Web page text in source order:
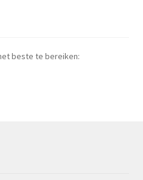
beste te bereiken: